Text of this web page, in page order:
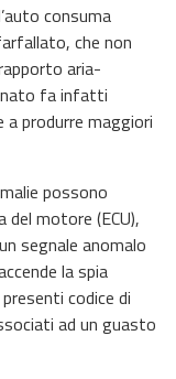
consuma
che non
aria-
fa infatti
produrre maggiori
possono
motore (ECU),
segnale anomalo
la spia
codice di
ad un guasto